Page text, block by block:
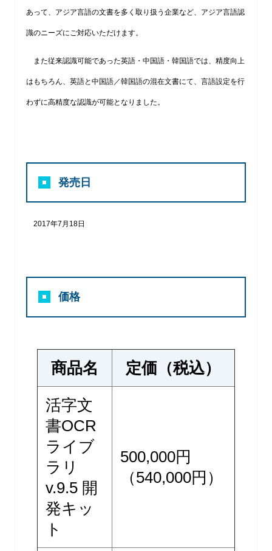
あって、アジア言語の文書を多く取り扱う企業など、アジア言語認
識のニーズにご対応いただけます。
また従来認識可能であった英語・中国語・韓国語では、精度向上
はもちろん、英語と中国語／韓国語の混在文書にて、言語設定を行
わずに高精度な認識が可能となりました。
発売日
2017年7月18日
価格
商品名 定価（税込）
活字文
書OCR
ライブ
ラリ
v.9.5 開
発キッ
ト
500,000円
（540,000円）